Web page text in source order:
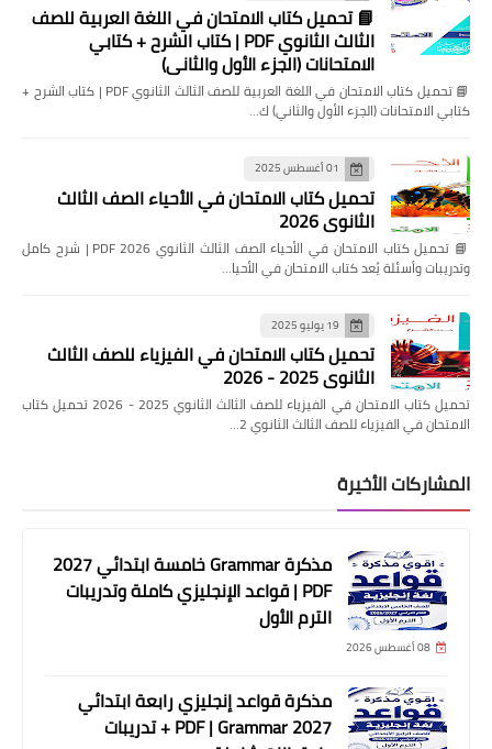
📘 تحميل كتاب الامتحان في اللغة العربية للصف
الثالث الثانوي PDF | كتاب الشرح + كتابي
الامتحانات (الجزء الأول والثاني)
📘 تحميل كتاب الامتحان في اللغة العربية للصف الثالث الثانوي PDF | كتاب الشرح +
كتابي الامتحانات (الجزء الأول والثاني) ك…
01 أغسطس 2025
تحميل كتاب الامتحان في الأحياء الصف الثالث
الثانوي 2026
📘 تحميل كتاب الامتحان في الأحياء الصف الثالث الثانوي 2026 PDF | شرح كامل
وتدريبات وأسئلة يُعد كتاب الامتحان في الأحيا…
19 يوليو 2025
تحميل كتاب الامتحان في الفيزياء للصف الثالث
الثانوي 2025 - 2026
تحميل كتاب الامتحان في الفيزياء للصف الثالث الثانوي 2025 - 2026 تحميل كتاب
الامتحان في الفيزياء للصف الثالث الثانوي 2…
المشاركات الأخيرة
مذكرة Grammar خامسة ابتدائي 2027
PDF | قواعد الإنجليزي كاملة وتدريبات
الترم الأول
08 أغسطس 2026
مذكرة قواعد إنجليزي رابعة ابتدائي
2027 PDF | Grammar + تدريبات